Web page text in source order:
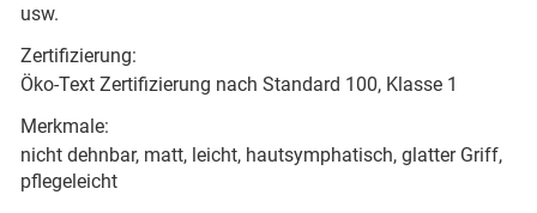
usw.
Zertifizierung:
Öko-Text Zertifizierung nach Standard 100, Klasse 1
Merkmale:
nicht dehnbar, matt, leicht, hautsymphatisch, glatter Griff,
pflegeleicht